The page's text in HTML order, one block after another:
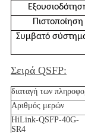
Πιστοποίηση
Συμβατό
Σειρά QSFP:
διαταγή των
Αριθμός μερών
HiLink-QSFP-40G-
SR4